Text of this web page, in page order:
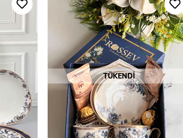
TÜKENDI